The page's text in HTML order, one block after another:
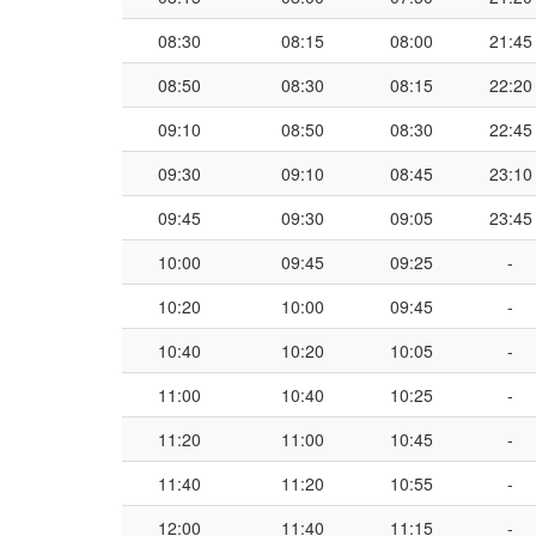
08:30
08:15 08:00 21:45
08:50
08:30 08:15 22:20
09:10
08:50 08:30 22:45
09:30
09:10 08:45 23:10
09:45
09:30 09:05 23:45
10:00
09:45 09:25 -
10:20
10:00 09:45 -
10:40
10:20 10:05 -
11:00
10:40 10:25 -
11:20
11:00 10:45 -
11:40
11:20 10:55 -
12:00
11:40 11:15 -